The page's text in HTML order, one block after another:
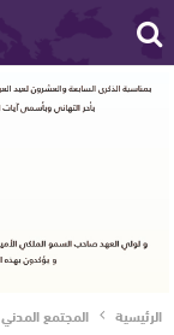
الرئيسية المجتمع المدني